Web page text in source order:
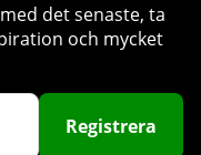
det senaste, ta
och mycket
Registrera